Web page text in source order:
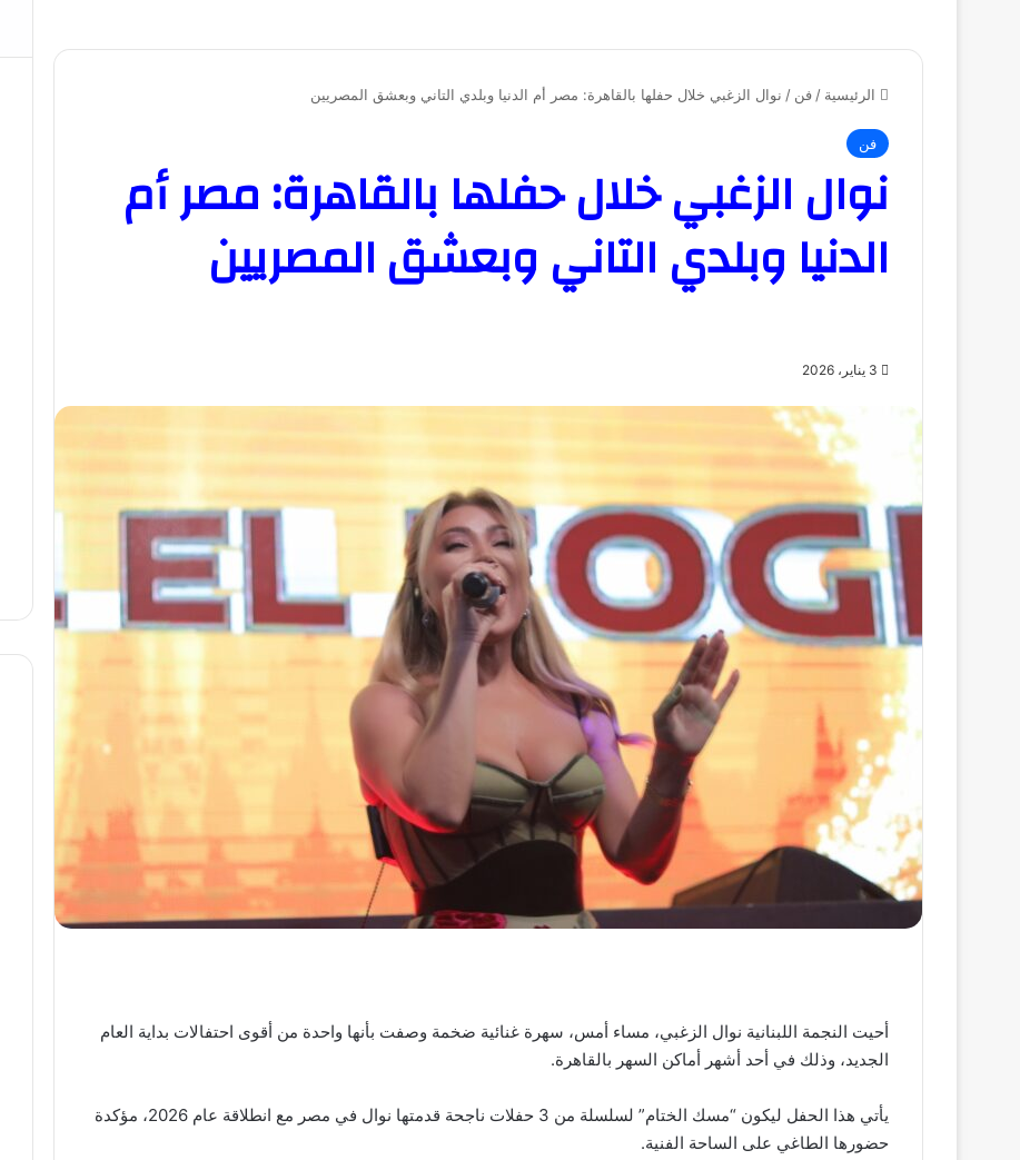
الرئيسية / فن / نوال الزغبي خلال حفلها بالقاهرة: مصر أم الدنيا وبلدي التاني وبعشق المصريين
فن
نوال الزغبي خلال حفلها بالقاهرة: مصر أم
الدنيا وبلدي التاني وبعشق المصريين
3 يناير، 2026
أحيت النجمة اللبنانية نوال الزغبي، مساء أمس، سهرة غنائية ضخمة وصفت بأنها واحدة من أقوى احتفالات بداية العام
الجديد، وذلك في أحد أشهر أماكن السهر بالقاهرة.
يأتي هذا الحفل ليكون “مسك الختام” لسلسلة من 3 حفلات ناجحة قدمتها نوال في مصر مع انطلاقة عام 2026، مؤكدة
حضورها الطاغي على الساحة الفنية.